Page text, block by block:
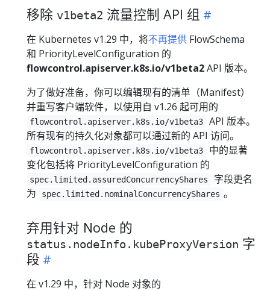
移除 v1beta2 流量控制 API 组
在 Kubernetes v1.29 中，将不再提供 FlowSchema
和 PriorityLevelConfiguration 的
flowcontrol.apiserver.k8s.io/v1beta2API 版本。
为了做好准备，你可以编辑现有的清单（Manifest）
并重写客户端软件，以使用自 v1.26 起可用的
flowcontrol.apiserver.k8s.io/v1beta3
API 版本。
所有现有的持久化对象都可以通过新的 API 访问。
flowcontrol.apiserver.k8s.io/v1beta3
中的显著
变化包括将 PriorityLevelConfiguration 的
spec.limited.assuredConcurrencyShares
字段更名
为
spec.limited.nominalConcurrencyShares 。
弃用针对 Node 的
status.nodeInfo.kubeProxyVersion 字
段
在 v1.29 中，针对 Node 对象的